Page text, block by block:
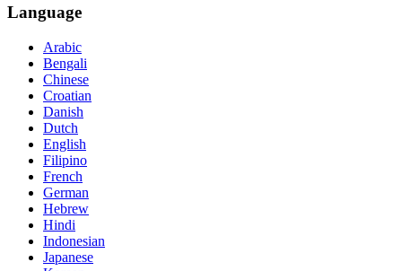
Language
Arabic
Bengali
Chinese
Croatian
Danish
Dutch
English
Filipino
French
German
Hebrew
Hindi
Indonesian
Japanese